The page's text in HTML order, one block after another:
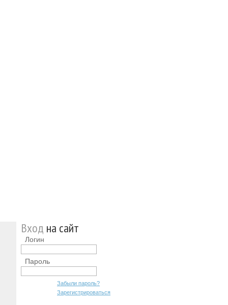
Вход на сайт
Логин
Пароль
Забыли пароль?
Зарегистрироваться